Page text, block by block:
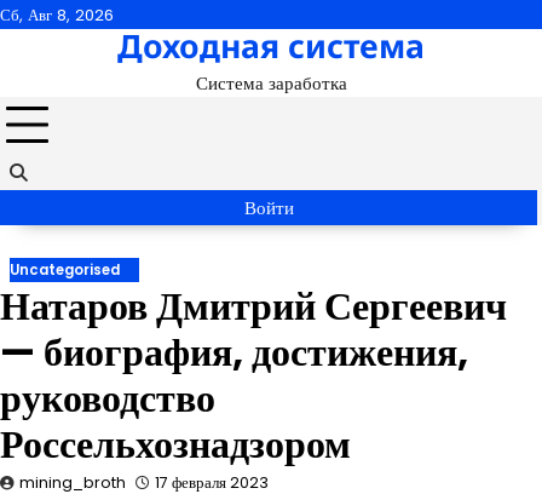
Перейти
Сб, Авг 8, 2026
Доходная система
Система заработка
Войти
Uncategorised
Натаров Дмитрий Сергеевич
— биография, достижения,
руководство
Россельхознадзором
mining_broth 17 февраля 2023